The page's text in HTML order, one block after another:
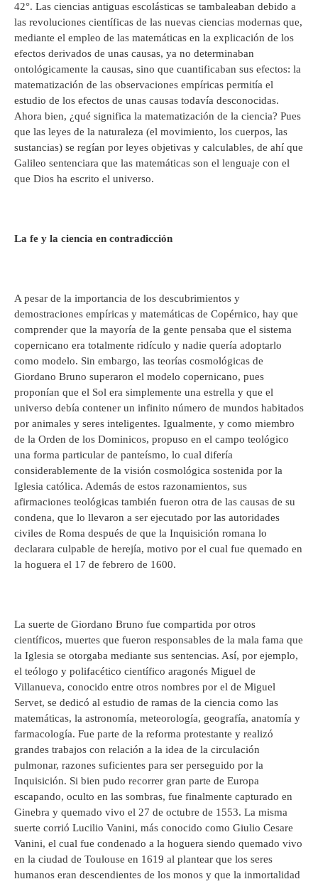
42°. Las ciencias antiguas escolásticas se tambaleaban debido a
las revoluciones científicas de las nuevas ciencias modernas que,
mediante el empleo de las matemáticas en la explicación de los
efectos derivados de unas causas, ya no determinaban
ontológicamente la causas, sino que cuantificaban sus efectos: la
matematización de las observaciones empíricas permitía el
estudio de los efectos de unas causas todavía desconocidas.
Ahora bien, ¿qué significa la matematización de la ciencia? Pues
que las leyes de la naturaleza (el movimiento, los cuerpos, las
sustancias) se regían por leyes objetivas y calculables, de ahí que
Galileo sentenciara que las matemáticas son el lenguaje con el
que Dios ha escrito el universo.
La fe y la ciencia en contradicción
A pesar de la importancia de los descubrimientos y
demostraciones empíricas y matemáticas de Copérnico, hay que
comprender que la mayoría de la gente pensaba que el sistema
copernicano era totalmente ridículo y nadie quería adoptarlo
como modelo. Sin embargo, las teorías cosmológicas de
Giordano Bruno superaron el modelo copernicano, pues
proponían que el Sol era simplemente una estrella y que el
universo debía contener un infinito número de mundos habitados
por animales y seres inteligentes. Igualmente, y como miembro
de la Orden de los Dominicos, propuso en el campo teológico
una forma particular de panteísmo, lo cual difería
considerablemente de la visión cosmológica sostenida por la
Iglesia católica. Además de estos razonamientos, sus
afirmaciones teológicas también fueron otra de las causas de su
condena, que lo llevaron a ser ejecutado por las autoridades
civiles de Roma después de que la Inquisición romana lo
declarara culpable de herejía, motivo por el cual fue quemado en
la hoguera el 17 de febrero de 1600.
La suerte de Giordano Bruno fue compartida por otros
científicos, muertes que fueron responsables de la mala fama que
la Iglesia se otorgaba mediante sus sentencias. Así, por ejemplo,
el teólogo y polifacético científico aragonés Miguel de
Villanueva, conocido entre otros nombres por el de Miguel
Servet, se dedicó al estudio de ramas de la ciencia como las
matemáticas, la astronomía, meteorología, geografía, anatomía y
farmacología. Fue parte de la reforma protestante y realizó
grandes trabajos con relación a la idea de la circulación
pulmonar, razones suficientes para ser perseguido por la
Inquisición. Si bien pudo recorrer gran parte de Europa
escapando, oculto en las sombras, fue finalmente capturado en
Ginebra y quemado vivo el 27 de octubre de 1553. La misma
suerte corrió Lucilio Vanini, más conocido como Giulio Cesare
Vanini, el cual fue condenado a la hoguera siendo quemado vivo
en la ciudad de Toulouse en 1619 al plantear que los seres
humanos eran descendientes de los monos y que la inmortalidad